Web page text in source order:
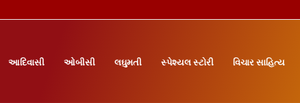
આદિવાસી ઓબીસી લઘુમતી સ્પેશ્યલ સ્ટોરી વિચાર સાહિત્ય